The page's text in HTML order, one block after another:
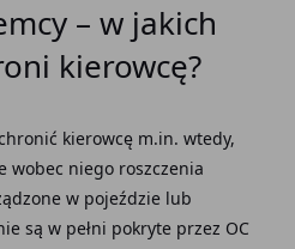
– w jakich
kierowcę?
kierowcę m.in. wtedy,
wobec niego roszczenia
w pojeździe lub
są w pełni pokryte przez OC